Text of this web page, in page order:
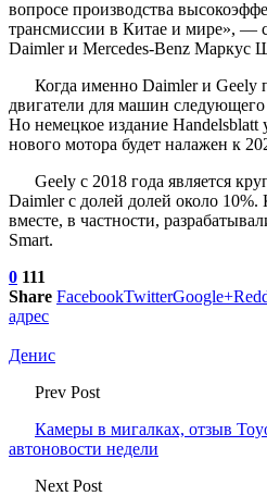
вопросе производства
трансмиссии в Китае и мире», —
Daimler и Mercedes-Benz Маркус
Когда именно Daimler и Geely
двигатели для машин следующего
Но немецкое издание Handelsblatt
нового мотора будет налажен к
Geely с 2018 года является
Daimler с долей долей около
вместе, в частности,
Smart.
0 111
Share FacebookTwitterGoogle+
адрес
Денис
Prev Post
Камеры в мигалках, отзыв
автоновости недели
Next Post